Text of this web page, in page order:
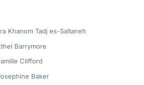
Khanom Tadj es-Saltaneh
Barrymore
Clifford
Baker